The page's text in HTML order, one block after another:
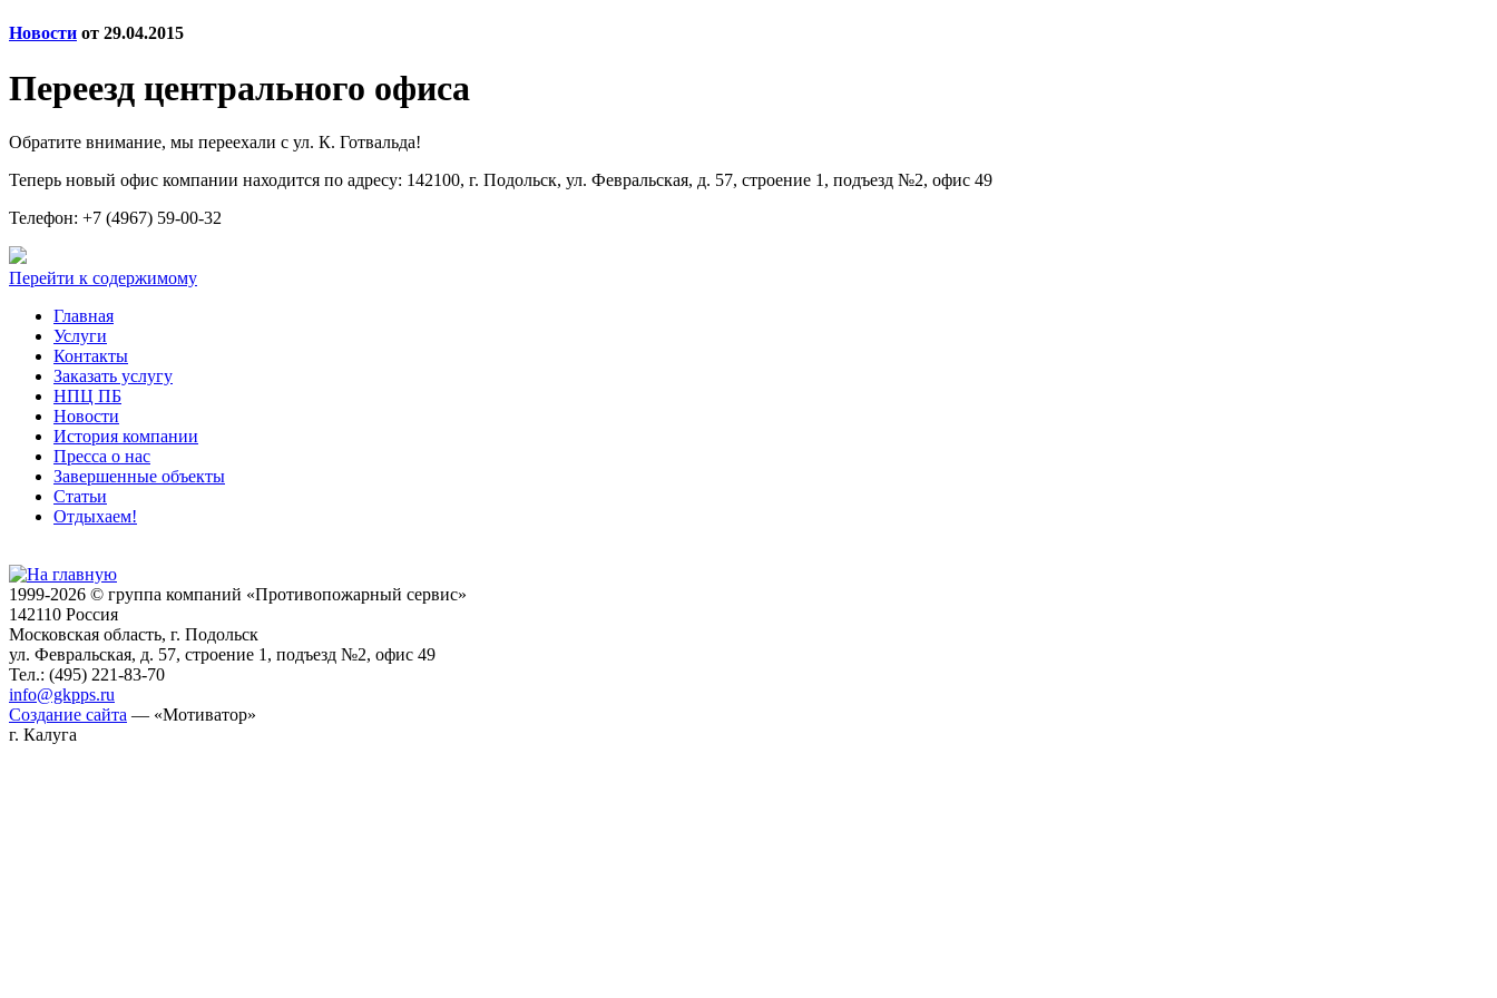
Новости от 29.04.2015
Переезд центрального офиса
Обратите внимание, мы переехали с ул. К. Готвальда!
Теперь новый офис компании находится по адресу: 142100, г. Подольск, ул. Февральская, д. 57, строение 1, подъезд №2, офис 49
Телефон: +7 (4967) 59-00-32
Перейти к содержимому
Главная
Услуги
Контакты
Заказать услугу
НПЦ ПБ
Новости
История компании
Пресса о нас
Завершенные объекты
Статьи
Отдыхаем!
1999-2026 © группа компаний «Противопожарный сервис»
142110 Россия
Московская область, г. Подольск
ул. Февральская, д. 57, строение 1, подъезд №2, офис 49
Тел.: (495) 221-83-70
info@gkpps.ru
Создание сайта — «Мотиватор»
г. Калуга